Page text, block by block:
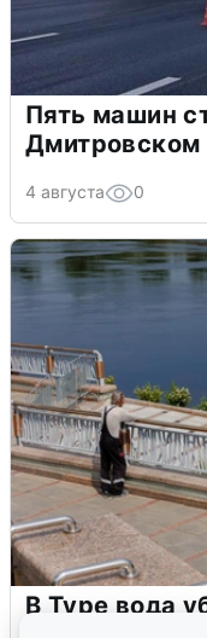
Пять машин
Дмитровском
4 августа 0
В Туре вода